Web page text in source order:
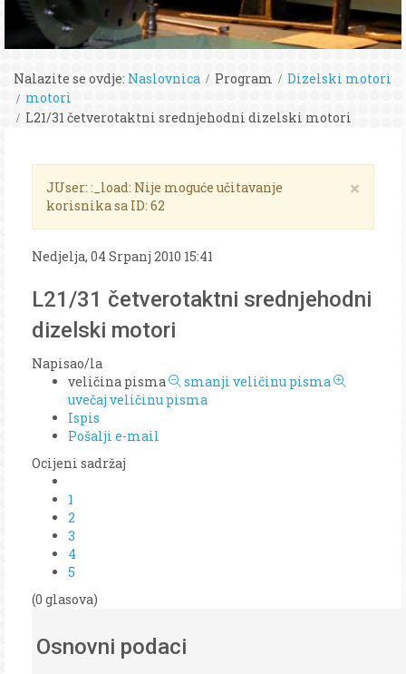
Nalazite se ovdje: Naslovnica Program
Dizelski motori
motori
L21/31 četverotaktni srednjehodni dizelski motori
×
JUser: :_load: Nije moguće učitavanje
korisnika sa ID: 62
Nedjelja, 04 Srpanj 2010 15:41
L21/31 četverotaktni srednjehodni
dizelski motori
Napisao/la
veličina pisma
smanji veličinu pisma
uvečaj veličinu pisma
Ispis
Pošalji e-mail
Ocijeni sadržaj
1
2
3
4
5
(0 glasova)
Osnovni podaci